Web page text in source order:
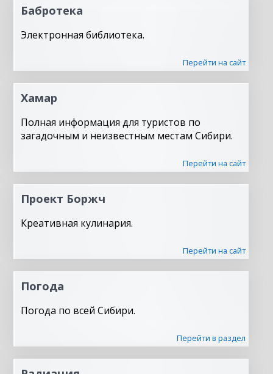
Бабротека
Электронная библиотека.
Перейти на сайт
Хамар
Полная информация для туристов по
загадочным и неизвестным местам Сибири.
Перейти на сайт
Проект Боржч
Креативная кулинария.
Перейти на сайт
Погода
Погода по всей Сибири.
Перейти в раздел